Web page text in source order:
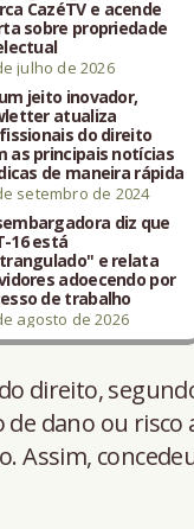
CazéTV e acende
sobre propriedade
julho de 2026
jeito inovador,
atualiza
do direito
as principais notícias
de maneira rápida
setembro de 2024
diz que
16 está
e relata
adoecendo por
de trabalho
agosto de 2026
direito,
de dano ou
Assim,